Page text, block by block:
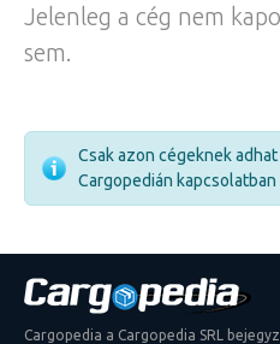
Jelenleg a cég nem
sem.
Csak azon cégeknek
Cargopedián
Cargopedia a Cargopedia SRL